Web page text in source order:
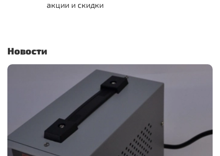
акции и скидки
Новости